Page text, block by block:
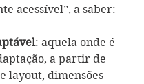
acessível”, a saber:
: aquela onde é
a partir de
layout, dimensões